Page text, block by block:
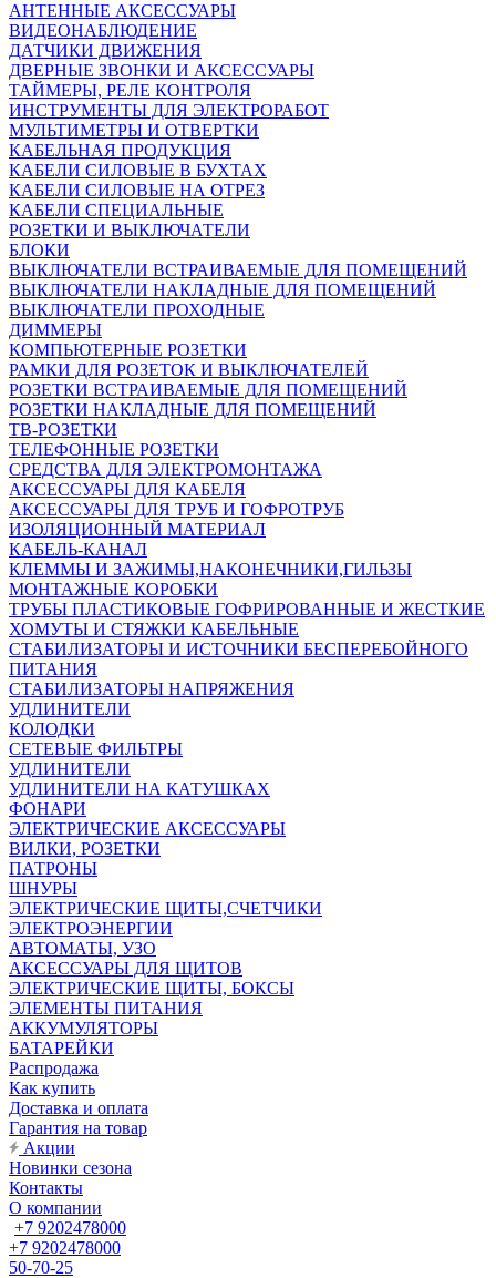
АНТЕННЫЕ АКСЕССУАРЫ
ВИДЕОНАБЛЮДЕНИЕ
ДАТЧИКИ ДВИЖЕНИЯ
ДВЕРНЫЕ ЗВОНКИ И АКСЕССУАРЫ
ТАЙМЕРЫ, РЕЛЕ КОНТРОЛЯ
ИНСТРУМЕНТЫ ДЛЯ ЭЛЕКТРОРАБОТ
МУЛЬТИМЕТРЫ И ОТВЕРТКИ
КАБЕЛЬНАЯ ПРОДУКЦИЯ
КАБЕЛИ СИЛОВЫЕ В БУХТАХ
КАБЕЛИ СИЛОВЫЕ НА ОТРЕЗ
КАБЕЛИ СПЕЦИАЛЬНЫЕ
РОЗЕТКИ И ВЫКЛЮЧАТЕЛИ
БЛОКИ
ВЫКЛЮЧАТЕЛИ ВСТРАИВАЕМЫЕ ДЛЯ ПОМЕЩЕНИЙ
ВЫКЛЮЧАТЕЛИ НАКЛАДНЫЕ ДЛЯ ПОМЕЩЕНИЙ
ВЫКЛЮЧАТЕЛИ ПРОХОДНЫЕ
ДИММЕРЫ
КОМПЬЮТЕРНЫЕ РОЗЕТКИ
РАМКИ ДЛЯ РОЗЕТОК И ВЫКЛЮЧАТЕЛЕЙ
РОЗЕТКИ ВСТРАИВАЕМЫЕ ДЛЯ ПОМЕЩЕНИЙ
РОЗЕТКИ НАКЛАДНЫЕ ДЛЯ ПОМЕЩЕНИЙ
ТВ-РОЗЕТКИ
ТЕЛЕФОННЫЕ РОЗЕТКИ
СРЕДСТВА ДЛЯ ЭЛЕКТРОМОНТАЖА
АКСЕССУАРЫ ДЛЯ КАБЕЛЯ
АКСЕССУАРЫ ДЛЯ ТРУБ И ГОФРОТРУБ
ИЗОЛЯЦИОННЫЙ МАТЕРИАЛ
КАБЕЛЬ-КАНАЛ
КЛЕММЫ И ЗАЖИМЫ,НАКОНЕЧНИКИ,ГИЛЬЗЫ
МОНТАЖНЫЕ КОРОБКИ
ТРУБЫ ПЛАСТИКОВЫЕ ГОФРИРОВАННЫЕ И ЖЕСТКИЕ
ХОМУТЫ И СТЯЖКИ КАБЕЛЬНЫЕ
СТАБИЛИЗАТОРЫ И ИСТОЧНИКИ БЕСПЕРЕБОЙНОГО
ПИТАНИЯ
СТАБИЛИЗАТОРЫ НАПРЯЖЕНИЯ
УДЛИНИТЕЛИ
КОЛОДКИ
СЕТЕВЫЕ ФИЛЬТРЫ
УДЛИНИТЕЛИ
УДЛИНИТЕЛИ НА КАТУШКАХ
ФОНАРИ
ЭЛЕКТРИЧЕСКИЕ АКСЕССУАРЫ
ВИЛКИ, РОЗЕТКИ
ПАТРОНЫ
ШНУРЫ
ЭЛЕКТРИЧЕСКИЕ ЩИТЫ,СЧЕТЧИКИ
ЭЛЕКТРОЭНЕРГИИ
АВТОМАТЫ, УЗО
АКСЕССУАРЫ ДЛЯ ЩИТОВ
ЭЛЕКТРИЧЕСКИЕ ЩИТЫ, БОКСЫ
ЭЛЕМЕНТЫ ПИТАНИЯ
АККУМУЛЯТОРЫ
БАТАРЕЙКИ
Распродажа
Как купить
Доставка и оплата
Гарантия на товар
Акции
Новинки сезона
Контакты
О компании
+7 9202478000
+7 9202478000
50-70-25